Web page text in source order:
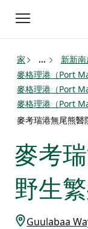
Toggle
navigation
家 ... 新新
麥格理港（Port
麥格理港（Port
麥格理港（Port
麥考
野生
Guulabaa